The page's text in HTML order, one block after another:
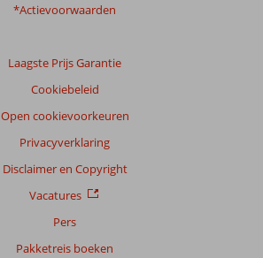
*Actievoorwaarden
Laagste Prijs Garantie
Cookiebeleid
Open cookievoorkeuren
Privacyverklaring
Disclaimer en Copyright
Vacatures
Pers
Pakketreis boeken